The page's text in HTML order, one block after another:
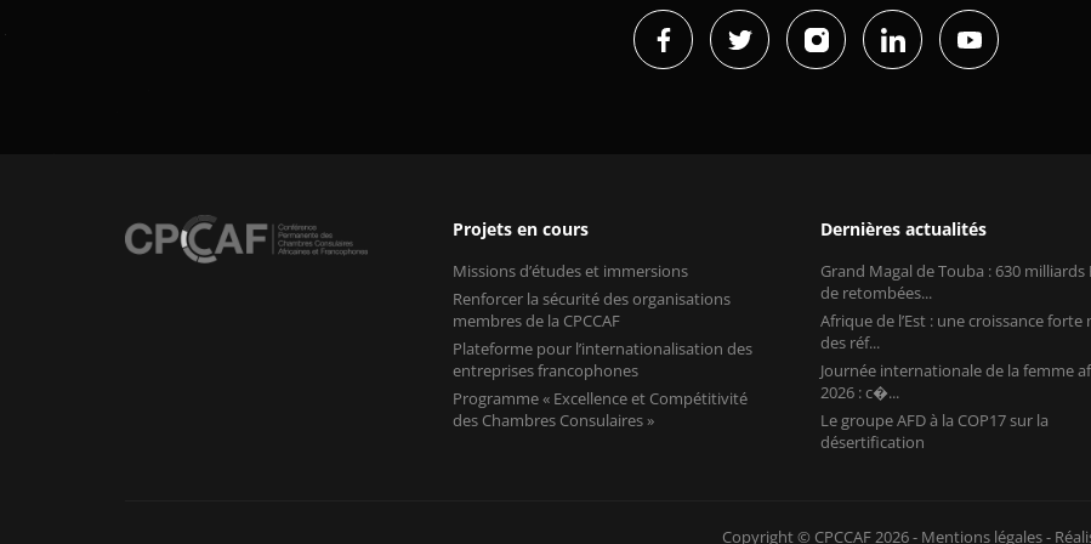
Projets en cours
Missions d’études et immersions
Renforcer la sécurité des organisations
membres de la CPCCAF
Plateforme pour l’internationalisation des
entreprises francophones
Programme « Excellence et Compétitivité
des Chambres Consulaires »
Dernières actualités
Grand Magal de Touba : 630 milliards
de retombées...
Afrique de l’Est : une croissance forte
des réf...
Journée internationale de la femme
2026 : c�...
Le groupe AFD à la COP17 sur la
désertification
Copyright © CPCCAF 2026 - Mentions légales-